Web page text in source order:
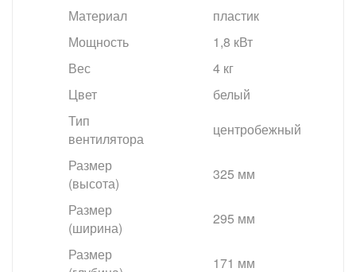
Материал
пластик
Мощность
1,8 кВт
Вес
4 кг
Цвет
белый
Тип
вентилятора
центробежный
Размер
(высота)
325 мм
Размер
(ширина)
295 мм
Размер
171 мм